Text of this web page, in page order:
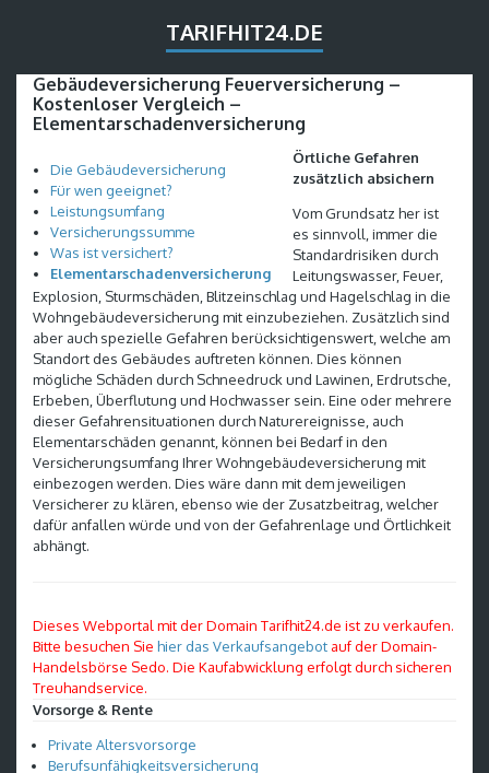
TARIFHIT24.DE
Gebäudeversicherung Feuerversicherung –
Kostenloser Vergleich –
Elementarschadenversicherung
Die Gebäudeversicherung
Für wen geeignet?
Leistungsumfang
Versicherungssumme
Was ist versichert?
Elementarschadenversicherung
Örtliche Gefahren
zusätzlich absichern
Vom Grundsatz her ist
es sinnvoll, immer die
Standardrisiken durch
Leitungswasser, Feuer,
Explosion, Sturmschäden, Blitzeinschlag und Hagelschlag in die
Wohngebäudeversicherung mit einzubeziehen. Zusätzlich sind
aber auch spezielle Gefahren berücksichtigenswert, welche am
Standort des Gebäudes auftreten können. Dies können
mögliche Schäden durch Schneedruck und Lawinen, Erdrutsche,
Erbeben, Überflutung und Hochwasser sein. Eine oder mehrere
dieser Gefahrensituationen durch Naturereignisse, auch
Elementarschäden genannt, können bei Bedarf in den
Versicherungsumfang Ihrer Wohngebäudeversicherung mit
einbezogen werden. Dies wäre dann mit dem jeweiligen
Versicherer zu klären, ebenso wie der Zusatzbeitrag, welcher
dafür anfallen würde und von der Gefahrenlage und Örtlichkeit
abhängt.
Dieses Webportal mit der Domain Tarifhit24.de ist zu verkaufen.
Bitte besuchen Sie hier das Verkaufsangebot auf der Domain-
Handelsbörse Sedo. Die Kaufabwicklung erfolgt durch sicheren
Treuhandservice.
Vorsorge & Rente
Private Altersvorsorge
Berufsunfähigkeitsversicherung